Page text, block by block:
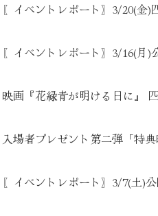
〖イベントレポート〗3/20(金)
〖イベントレポート〗3/16(月)
映画『花緑青が明ける日に』
入場者プレゼント第二弾「特
〖イベントレポート〗3/7(土)